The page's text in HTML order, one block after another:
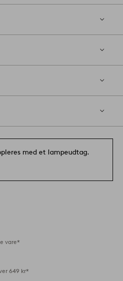
til
med et lampeudtag.
vare*
649 kr*